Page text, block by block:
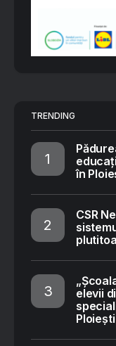
TRENDING
în
CSR
elevii
Ploiești